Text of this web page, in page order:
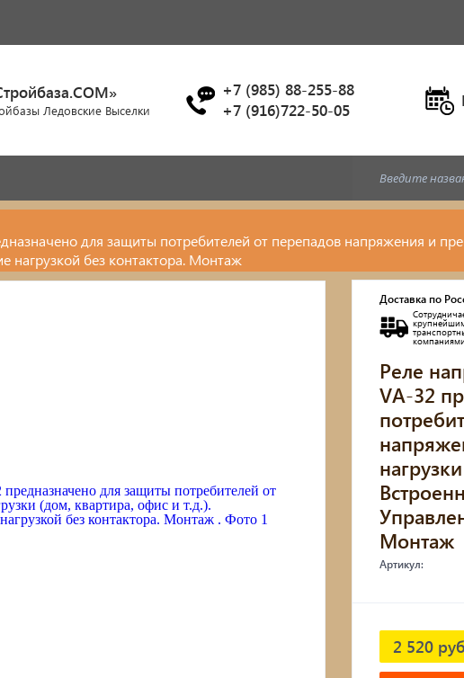
Ледовские Выселки
+7 (985) 88-255-88
+7 (916)722-50-05
для защиты потребителей от перепадов напряжения и
нагрузкой без контактора. Монтаж
Доставка по
компаниями
Реле
VA-32
Монтаж
Артикул:
2 520